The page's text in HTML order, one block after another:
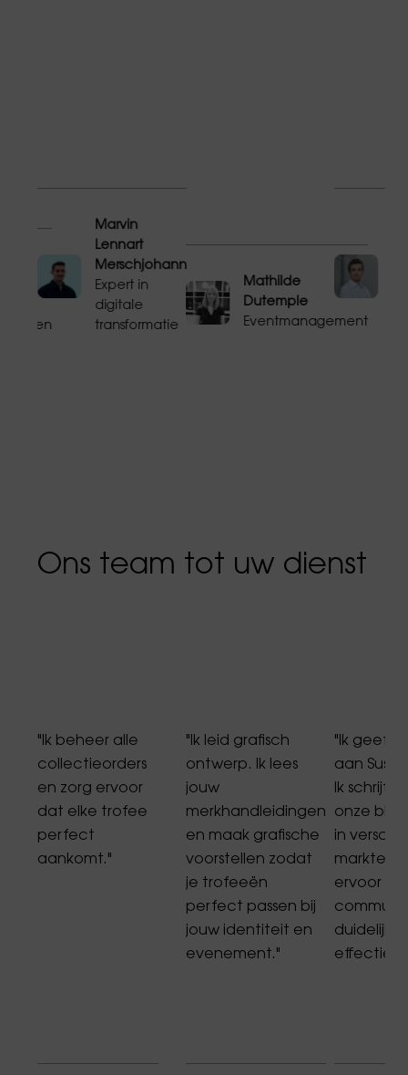
Marvin
Lennart
Merschjohann
Expert in
digitale
transformatie
Mathilde
Dutemple
Eventmanagement
Ons team tot uw dienst
"Ik beheer alle
collectieorders
en zorg ervoor
dat elke trofee
perfect
aankomt."
"Ik leid grafisch
ontwerp. Ik lees
jouw
merkhandleidingen
en maak grafische
voorstellen zodat
je trofeeën
perfect passen bij
jouw identiteit en
evenement."
"Ik geef
aan
Ik schrijf
onze
in
markten
ervoor
duidelijk,
effectief